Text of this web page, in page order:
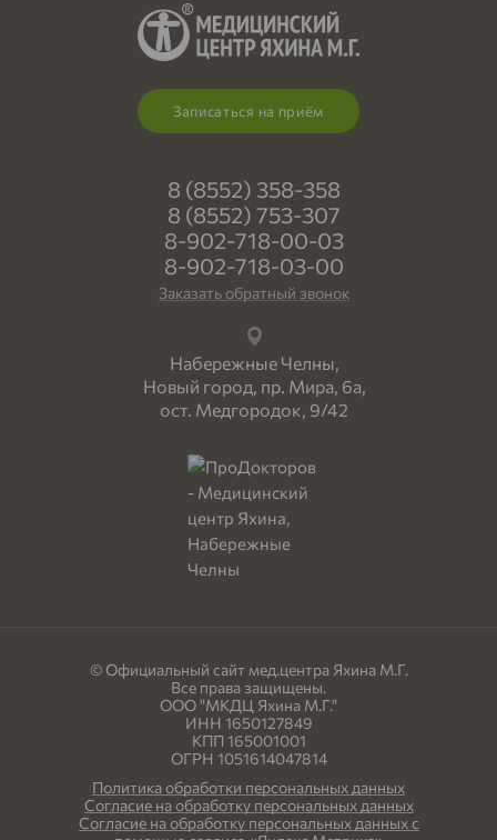
Записаться на приём
8 (8552) 358-358
8 (8552) 753-307
8-902-718-00-03
8-902-718-03-00
Заказать обратный звонок
Набережные Челны,
Новый город, пр. Мира, 6а,
ост. Медгородок, 9/42
© Официальный сайт мед.центра Яхина М.Г.
Все права защищены.
ООО "МКДЦ Яхина М.Г."
ИНН 1650127849
КПП 165001001
ОГРН 1051614047814
Политика обработки персональных данных
Согласие на обработку персональных данных
Согласие на обработку персональных данных с